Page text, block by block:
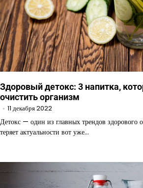
Здоровый детокс: 3 напитка,
очистить организм
11 декабря 2022
Детокс — один из главных трендов здорового
теряет актуальности вот уже…